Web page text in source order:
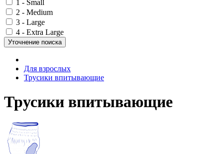
1 - Small
2 - Medium
3 - Large
4 - Extra Large
Уточнение поиска
Для взрослых
Трусики впитывающие
Трусики впитывающие